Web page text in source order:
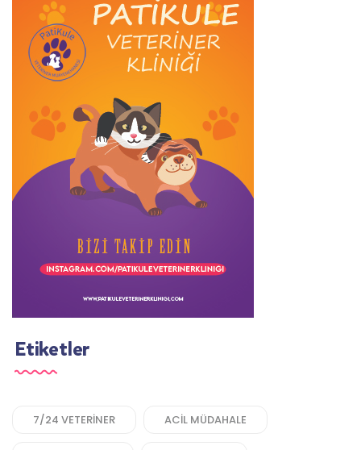
Etiketler
7/24 VETERINER ACIL MÜDAHALE